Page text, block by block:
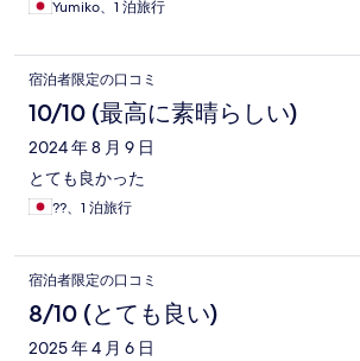
Yumiko、1 泊旅行
宿泊者限定の口コミ
10/10 (最高に素晴らしい)
2024 年 8 月 9 日
とても良かった
??、1 泊旅行
宿泊者限定の口コミ
8/10 (とても良い)
2025 年 4 月 6 日